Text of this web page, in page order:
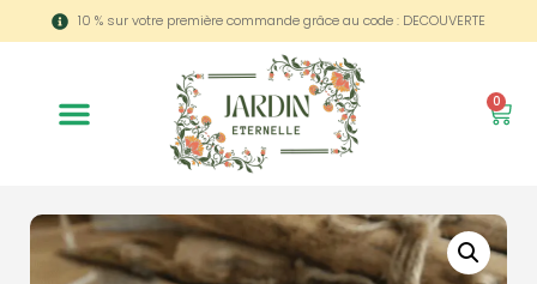
10 % sur votre première commande grâce au code : DECOUVERTE
0